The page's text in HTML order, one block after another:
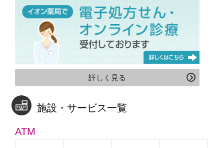
詳しく見る
施設・サービス一覧
ATM